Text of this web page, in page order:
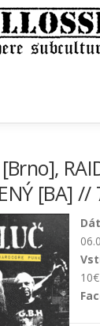
GUESTBOOK
[BA] //